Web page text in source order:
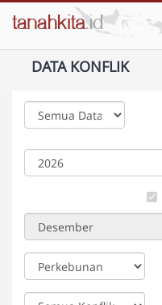
DATA KONFLIK